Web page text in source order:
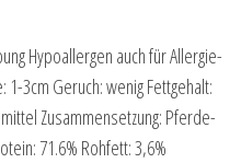
Hypoallergen auch für Allergie-
1-3cm Geruch: wenig Fettgehalt:
Zusammensetzung: Pferde-
71.6% Rohfett: 3,6%